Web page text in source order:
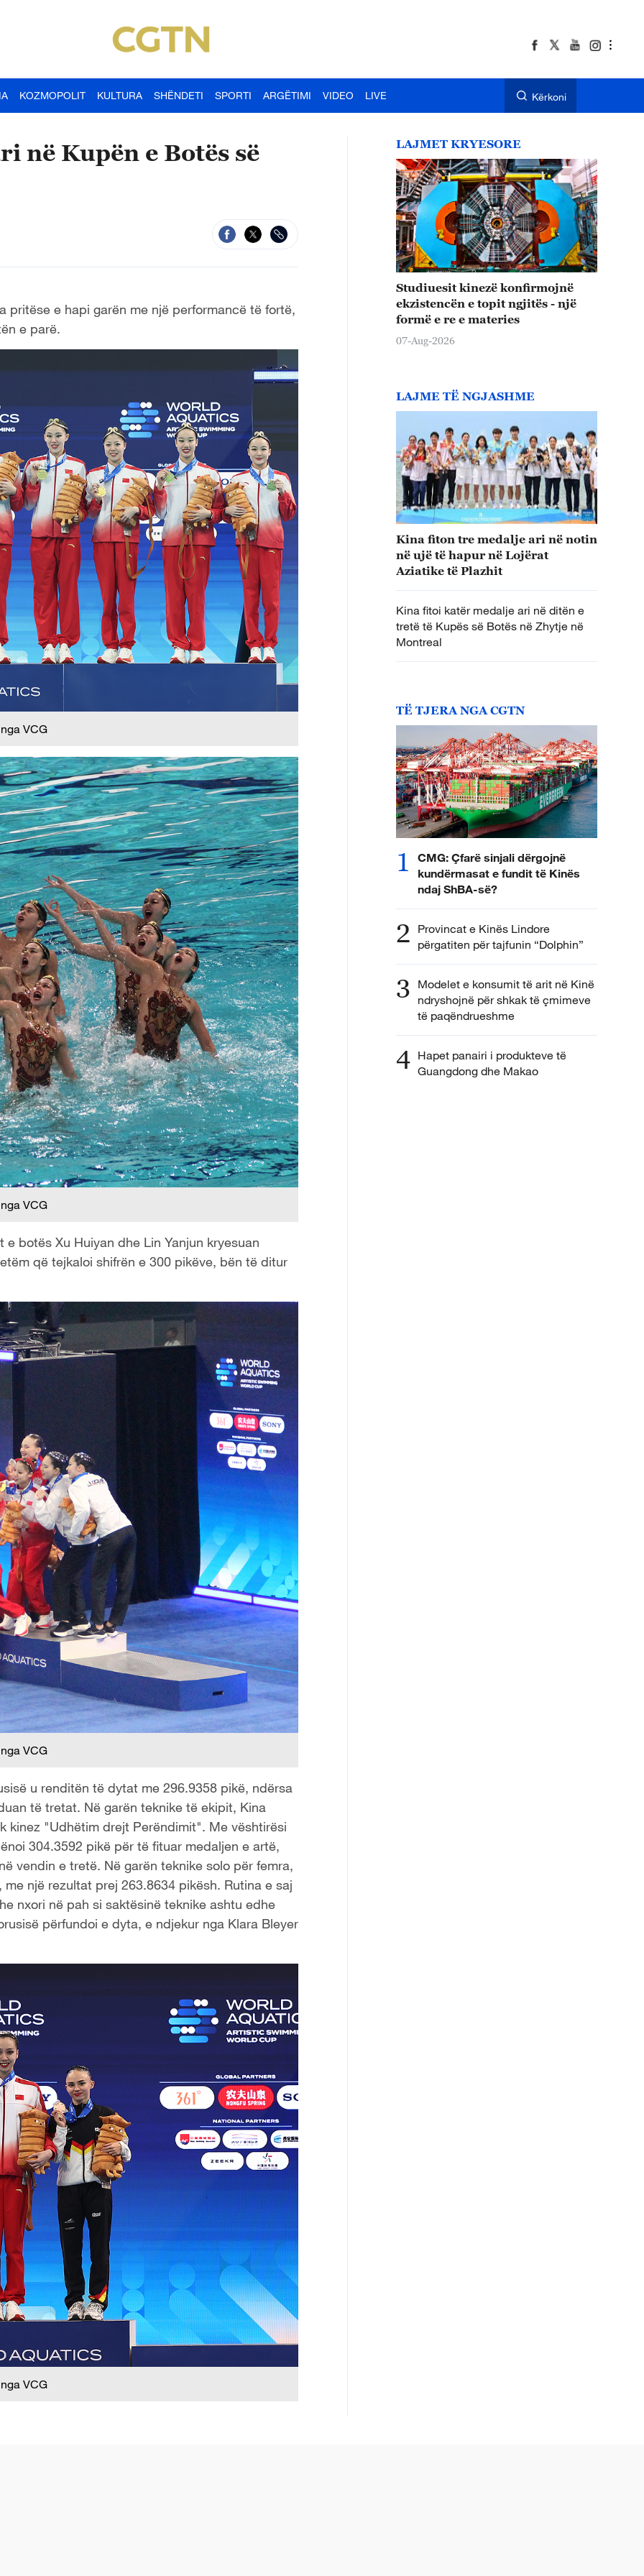
KOZMOPOLIT KULTURA SHËNDETI SPORTI ARGËTIMI VIDEO LIVE Kërkoni
në Kupën e Botës së
pritëse e hapi garën me një performancë të fortë,
e parë.
VCG
VCG
botës Xu Huiyan dhe Lin Yanjun kryesuan
që tejkaloi shifrën e 300 pikëve, bën të ditur
VCG
u renditën të dytat me 296.9358 pikë, ndërsa
të tretat. Në garën teknike të ekipit, Kina
kinez "Udhëtim drejt Perëndimit". Me vështirësi
304.3592 pikë për të fituar medaljen e artë,
vendin e tretë. Në garën teknike solo për femra,
një rezultat prej 263.8634 pikësh. Rutina e saj
nxori në pah si saktësinë teknike ashtu edhe
përfundoi e dyta, e ndjekur nga Klara Bleyer
VCG
LAJMET KRYESORE
Studiuesit kinezë konfirmojnë
ekzistencën e topit ngjitës - një
formë e re e materies
07-Aug-2026
LAJME TË NGJASHME
Kina fiton tre medalje ari në notin
në ujë të hapur në Lojërat
Aziatike të Plazhit
Kina fitoi katër medalje ari në ditën e
tretë të Kupës së Botës në Zhytje në
Montreal
TË TJERA NGA CGTN
1
CMG: Çfarë sinjali dërgojnë
kundërmasat e fundit të Kinës
ndaj ShBA-së?
2 Provincat e Kinës Lindore
përgatiten për tajfunin “Dolphin”
3 Modelet e konsumit të arit në Kinë
ndryshojnë për shkak të çmimeve
të paqëndrueshme
4 Hapet panairi i produkteve të
Guangdong dhe Makao